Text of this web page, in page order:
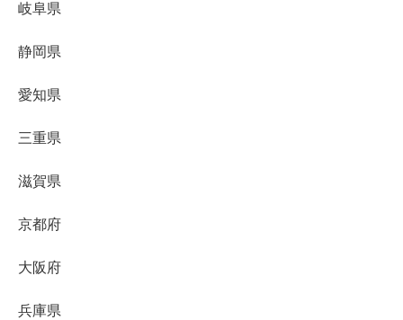
岐阜県
静岡県
愛知県
三重県
滋賀県
京都府
大阪府
兵庫県